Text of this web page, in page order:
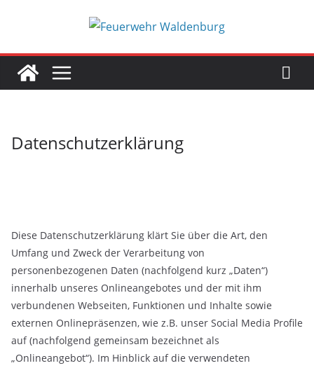
Datenschutzerklärung
Diese Datenschutzerklärung klärt Sie über die Art, den
Umfang und Zweck der Verarbeitung von
personenbezogenen Daten (nachfolgend kurz „Daten“)
innerhalb unseres Onlineangebotes und der mit ihm
verbundenen Webseiten, Funktionen und Inhalte sowie
externen Onlinepräsenzen, wie z.B. unser Social Media Profile
auf (nachfolgend gemeinsam bezeichnet als
„Onlineangebot“). Im Hinblick auf die verwendeten